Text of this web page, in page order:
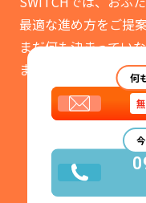
最適な進め方をご提案
まだ何も決まってい
まずはお気軽にご相何